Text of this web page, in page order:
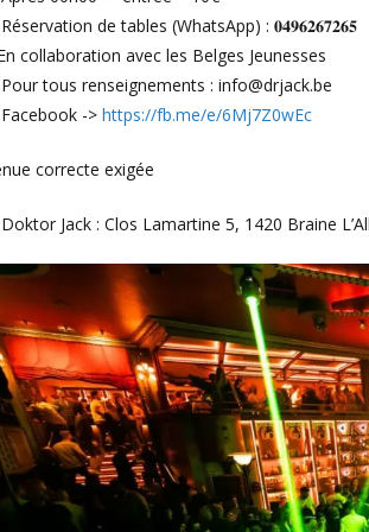
de tables (WhatsApp) : 𝟎𝟒𝟗𝟔𝟐𝟔𝟕𝟐𝟔𝟓
collaboration avec les Belges Jeunesses
tous renseignements : info@drjack.be
-> https://fb.me/e/6Mj7Z0wEc
correcte exigée
Jack : Clos Lamartine 5, 1420 Braine